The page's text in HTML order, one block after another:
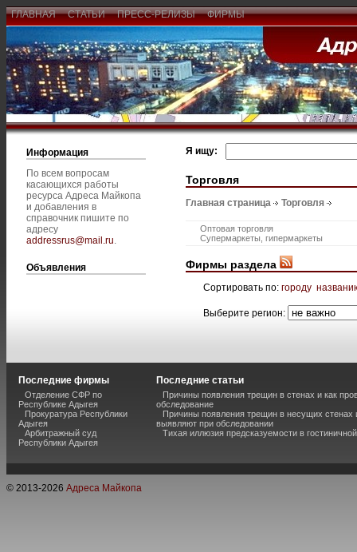
ГЛАВНАЯ СТАТЬИ ПРЕСС-РЕЛИЗЫ ФИРМЫ
Информация
По всем вопросам
касающихся работы
ресурса Адреса Майкопа
и добавления в
справочник пишите по
адресу
addressrus@mail.ru.
Объявления
Я ищу:
Торговля
Главная страница Торговля
Оптовая торговля
Супермаркеты, гипермаркеты
Фирмы раздела
Сортировать по: городу
Выберите регион:
Последние фирмы
Отделение СФР по
Республике Адыгея
Прокуратура Республики
Адыгея
Арбитражный суд
Республики Адыгея
Последние статьи
Причины появления трещин в стенах и как
обследование
Причины появления трещин в несущих стенах
выявляют при обследовании
Тихая иллюзия предсказуемости в
© 2013-2026 Адреса Майкопа